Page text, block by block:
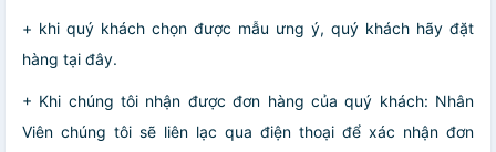
+ khi quý khách chọn được mẫu ưng ý, quý khách hãy đặt
hàng tại đây.
+ Khi chúng tôi nhận được đơn hàng của quý khách: Nhân
Viên chúng tôi sẽ liên lạc qua điện thoại để xác nhận đơn